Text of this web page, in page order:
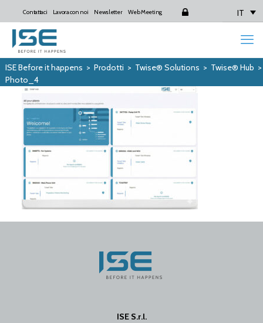
Contattaci Lavora con noi Newsletter Web Meeting IT
ISE Before it happens > Prodotti > Twise® Solutions > Twise® Hub >
Photo_4
ISE S.r.l.